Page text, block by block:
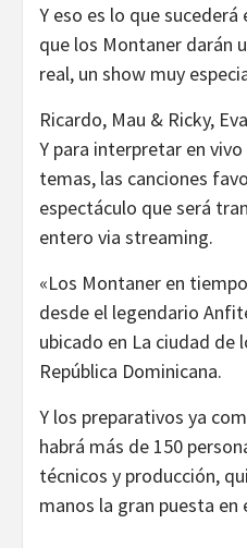
Y eso es lo que
que los Montaner darán
real, un show muy
Ricardo, Mau & Ricky,
Y para interpretar en
temas, las canciones
espectáculo que será
entero via streaming.
«Los Montaner en
desde el legendario
ubicado en La ciudad de
República Dominicana.
Y los preparativos ya
habrá más de 150
técnicos y producción,
manos la gran puesta en